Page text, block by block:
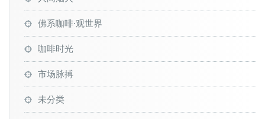
佛系咖啡·观世界
咖啡时光
市场脉搏
未分类